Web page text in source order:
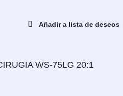
Añadir a lista de deseos
WS-75LG 20:1